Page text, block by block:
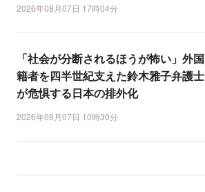
2026年08月07日 17時04分
「社会が分断されるほうが怖い」外国
籍者を四半世紀支えた鈴木雅子弁護士
が危惧する日本の排外化
2026年08月07日 10時30分